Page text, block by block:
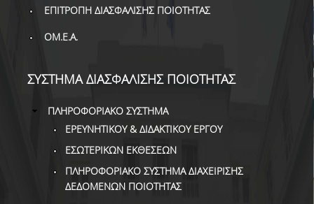
ΕΠΙΤΡΟΠΗ ΔΙΑΣΦΑΛΙΣΗΣ ΠΟΙΟΤΗΤΑΣ
ΟΜ.Ε.Α.
ΣΥΣΤΗΜΑ ΔΙΑΣΦΑΛΙΣΗΣ ΠΟΙΟΤΗΤΑΣ
ΠΛΗΡΟΦΟΡΙΑΚΟ ΣΥΣΤΗΜΑ
ΕΡΕΥΝΗΤΙΚΟΥ & ΔΙΔΑΚΤΙΚΟΥ ΕΡΓΟΥ
ΕΣΩΤΕΡΙΚΩΝ ΕΚΘΕΣΕΩΝ
ΠΛΗΡΟΦΟΡΙΑΚΟ ΣΥΣΤΗΜΑ ΔΙΑΧΕΙΡΙΣΗΣ
ΔΕΔΟΜΕΝΩΝ ΠΟΙΟΤΗΤΑΣ